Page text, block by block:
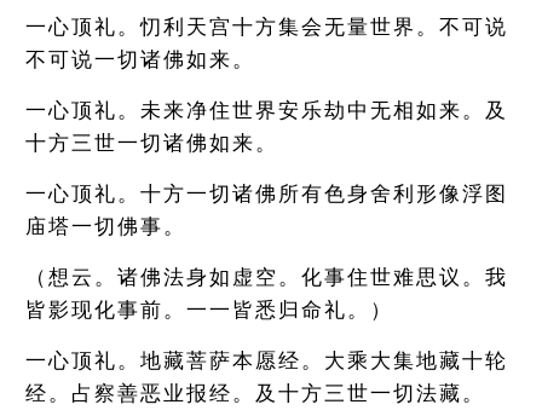
一心顶礼。忉利天宫十方集会无量世界。不可说
不可说一切诸佛如来。
一心顶礼。未来净住世界安乐劫中无相如来。及
十方三世一切诸佛如来。
一心顶礼。十方一切诸佛所有色身舍利形像浮图
庙塔一切佛事。
（想云。诸佛法身如虚空。化事住世难思议。我
皆影现化事前。一一皆悉归命礼。）
一心顶礼。地藏菩萨本愿经。大乘大集地藏十轮
经。占察善恶业报经。及十方三世一切法藏。